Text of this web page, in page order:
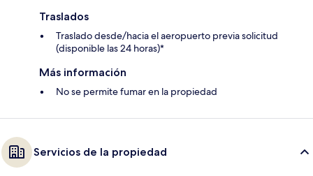
Traslados
Traslado desde/hacia el aeropuerto previa solicitud
(disponible las 24 horas)*
Más información
No se permite fumar en la propiedad
Servicios de la propiedad